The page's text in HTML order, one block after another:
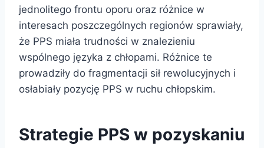
jednolitego frontu oporu oraz różnice w
interesach poszczególnych regionów sprawiały,
że PPS miała trudności w znalezieniu
wspólnego języka z chłopami. Różnice te
prowadziły do fragmentacji sił rewolucyjnych i
osłabiały pozycję PPS w ruchu chłopskim.
Strategie PPS w pozyskaniu